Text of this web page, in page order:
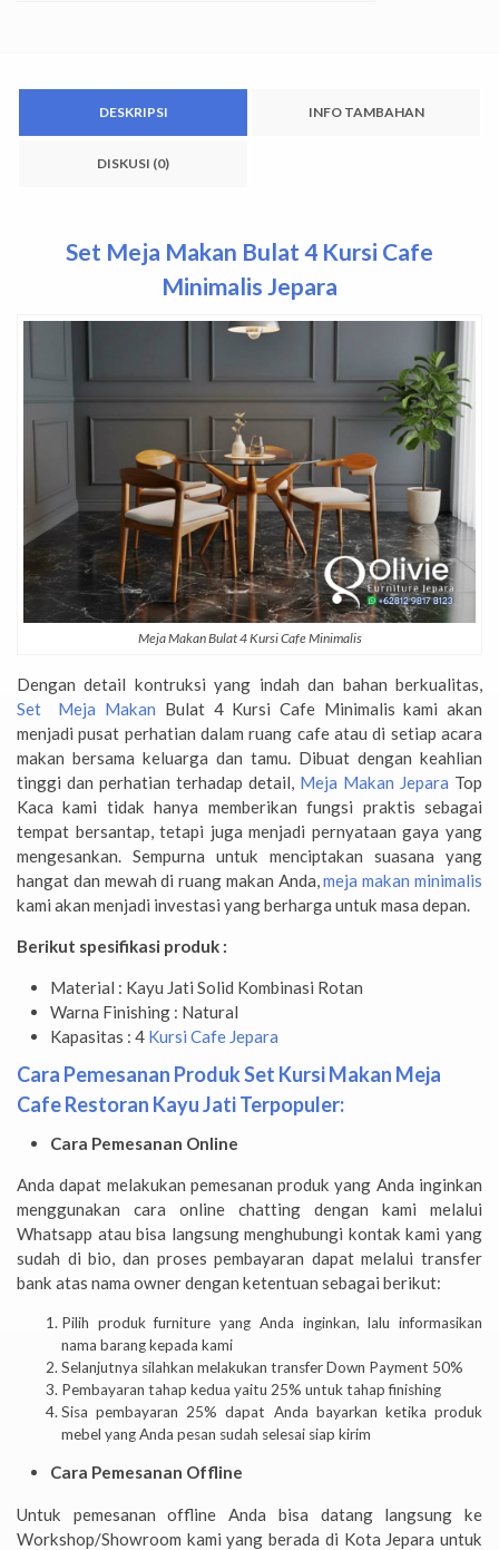
DESKRIPSI INFO TAMBAHAN
DISKUSI (0)
Set Meja Makan Bulat 4 Kursi Cafe
Minimalis Jepara
Meja Makan Bulat 4 Kursi Cafe Minimalis
Dengan detail kontruksi yang indah dan bahan berkualitas,
Set Meja Makan Bulat 4 Kursi Cafe Minimalis kami akan
menjadi pusat perhatian dalam ruang cafe atau di setiap acara
makan bersama keluarga dan tamu. Dibuat dengan keahlian
tinggi dan perhatian terhadap detail, Meja Makan Jepara Top
Kaca kami tidak hanya memberikan fungsi praktis sebagai
tempat bersantap, tetapi juga menjadi pernyataan gaya yang
mengesankan. Sempurna untuk menciptakan suasana yang
hangat dan mewah di ruang makan Anda,meja makan minimalis
kami akan menjadi investasi yang berharga untuk masa depan.
Berikut spesifikasi produk :
Material : Kayu Jati Solid Kombinasi Rotan
Warna Finishing : Natural
Kapasitas : 4 Kursi Cafe Jepara
Cara Pemesanan Produk Set Kursi Makan Meja
Cafe Restoran Kayu Jati Terpopuler:
Cara Pemesanan Online
Anda dapat melakukan pemesanan produk yang Anda inginkan
menggunakan cara online chatting dengan kami melalui
Whatsapp atau bisa langsung menghubungi kontak kami yang
sudah di bio, dan proses pembayaran dapat melalui transfer
bank atas nama owner dengan ketentuan sebagai berikut:
Pilih produk furniture yang Anda inginkan, lalu informasikan
nama barang kepada kami
Selanjutnya silahkan melakukan transfer Down Payment 50%
Pembayaran tahap kedua yaitu 25% untuk tahap finishing
Sisa pembayaran 25% dapat Anda bayarkan ketika produk
mebel yang Anda pesan sudah selesai siap kirim
Cara Pemesanan Offline
Untuk pemesanan offline Anda bisa datang langsung ke
Workshop/Showroom kami yang berada di Kota Jepara untuk